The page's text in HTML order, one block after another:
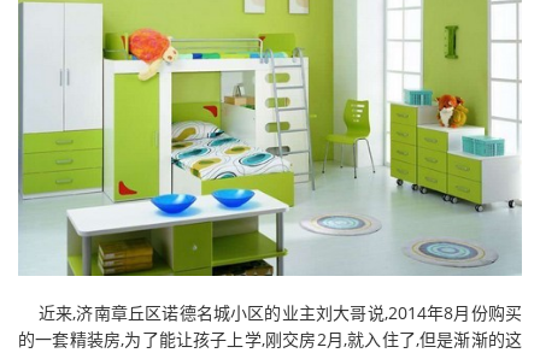
近来,济南章丘区诺德名城小区的业主刘大哥说,2014年8月份购买
的一套精装房,为了能让孩子上学,刚交房2月,就入住了,但是渐渐的这